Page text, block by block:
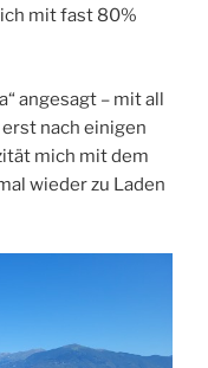
mit fast 80%
angesagt – mit all
nach einigen
mich mit dem
wieder zu Laden